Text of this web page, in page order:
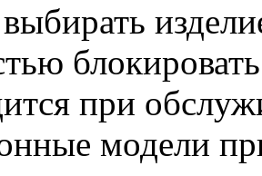
при
модели